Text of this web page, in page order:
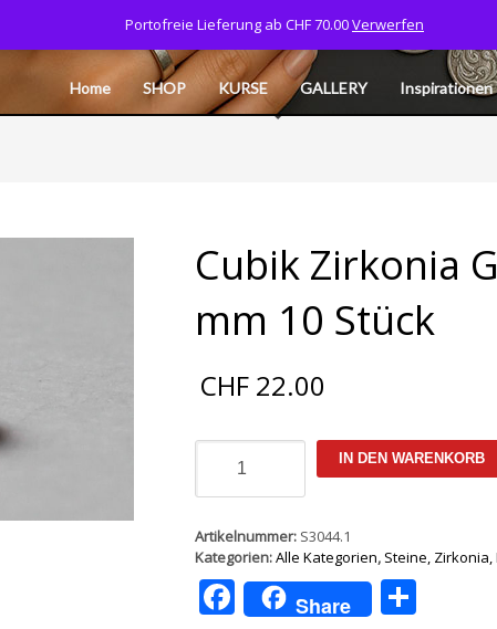
Tel: 077 532 06 40 CART MY ACCOUNT
Home SHOP KURSE GALLERY Inspirationen
Cubik Zirkonia
mm 10 Stück
CHF 22.00
Zirkonia
rund
5
mm
10
Stück
IN DEN WARENKORB
Artikelnummer: S3044.1
Kategorien:Alle Kategorien, Steine, Zirkonia,
Facebook
Share
Portofreie Lieferung ab CHF 70.00Verwerfen